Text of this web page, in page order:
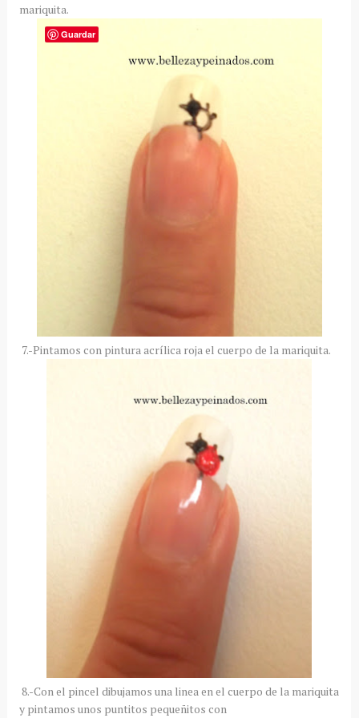
mariquita.
7.-Pintamos con pintura acrílica roja el cuerpo de la mariquita.
8.-Con el pincel dibujamos una linea en el cuerpo de la mariquita
y pintamos unos puntitos pequeñitos con
Guardar